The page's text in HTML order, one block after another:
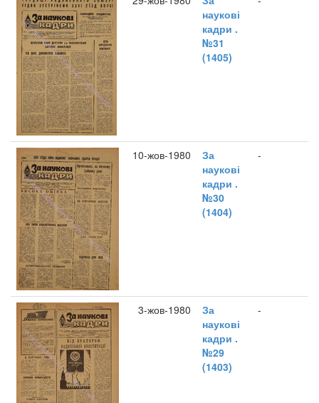
наукові
кадри .
№31
(1405)
10-жов-1980
За
наукові
кадри .
№30
(1404)
-
3-жов-1980
За
наукові
кадри .
№29
(1403)
-